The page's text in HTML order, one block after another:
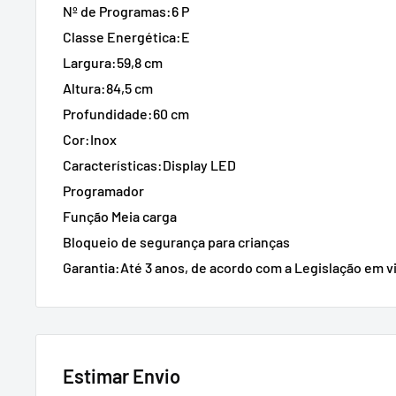
Nº de Programas:6 P
Classe Energética:E
Largura:59,8 cm
Altura:84,5 cm
Profundidade:60 cm
Cor:Inox
Características:Display LED
Programador
Função Meia carga
Bloqueio de segurança para crianças
Garantia:Até 3 anos, de acordo com a Legislação em
Estimar Envio